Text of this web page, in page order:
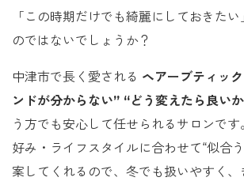
「この時期だけでも綺麗にしておきた
のではないでしょうか？
中津市で長く愛される ヘアーブティッ
ンドが分からない” “どう変えたら良い
う方でも安心して任せられるサロンです
好み・ライフスタイルに合わせて“似合
案してくれるので、冬でも扱いやすく、